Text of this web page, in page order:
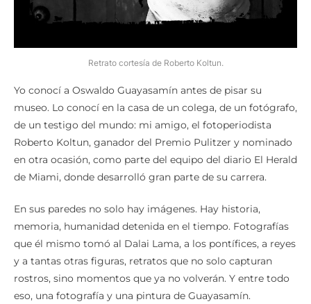
museo. Lo conocí en la casa de un colega, de un fotógrafo,
de un testigo del mundo: mi amigo, el fotoperiodista
Roberto Koltun, ganador del Premio Pulitzer y nominado
en otra ocasión, como parte del equipo del diario El Herald
de Miami, donde desarrolló gran parte de su carrera.
memoria, humanidad detenida en el tiempo. Fotografías
que él mismo tomó al Dalai Lama, a los pontífices, a reyes
y a tantas otras figuras, retratos que no solo capturan
rostros, sino momentos que ya no volverán. Y entre todo
eso, una fotografía y una pintura de Guayasamín.